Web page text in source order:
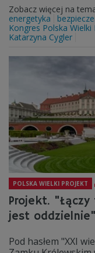
Zobacz więcej na
energetyka
Kongres Polska Wielki
Katarzyna Cygler
POLSKA WIELKI PROJEKT
Projekt.
jest oddzielnie"
Pod hasłem "XXI